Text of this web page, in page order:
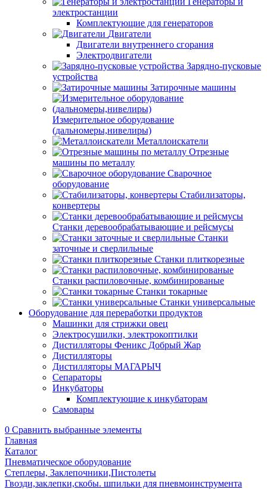
электростанции
Комплектующие для генераторов
Двигатели
Двигатели внутреннего сгорания
Электродвигатели
Зарядно-пусковые
устройства
Затирочные машины
Измерительное оборудование
(дальномеры,нивелиры)
Металлоискатели
Отрезные
машины по металлу
Сварочное
оборудование
Стабилизаторы,
конвертеры
Станки деревообрабатывающие и рейсмусы
Станки
заточные и сверлильные
Станки плиткорезные
Станки распиловочные, комбинированые
Станки токарные
Станки универсальные
Оборудование для переработки продуктов
Машинки для стрижки овец
Электросушилки, электрокоптилки
Дистилляторы Феникс Добрый Жар
Дистилляторы
Дистилляторы МАГАРЫЧ
Сепараторы
Инкубаторы
Комплектующие к инкубаторам
Самовары
0 Сравнить выбранные элементы
Главная
Каталог
Пневматическое оборудование
Степлеры, Заклепочники,Пистолеты
Гвозди,заклепки,скобы. шпильки для пневмоинструмента